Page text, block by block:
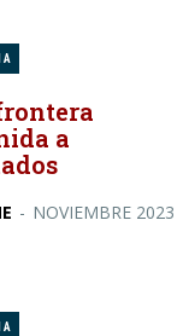
a
- NOVIEMBRE 2023